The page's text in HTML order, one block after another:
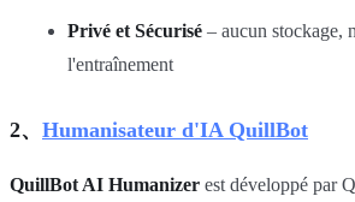
Privé et Sécurisé – aucun stockage,
l'entraînement
2、 Humanisateur d'IA QuillBot
QuillBot AI Humanizer est développé par